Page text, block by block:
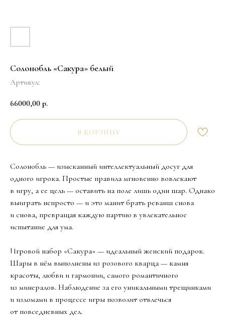
Солонобль «Сакура» белый
Артикул:
66000,00 р.
В КОРЗИНУ
Солонобль — изысканный интеллектуальный досуг для
одного игрока. Простые правила мгновенно вовлекают
в игру, а ее цель — оставить на поле лишь один шар. Однако
выиграть непросто — и это манит брать реванш снова
и снова, превращая каждую партию в увлекательное
испытание для ума.
Игровой набор «Сакура» — идеальный женский подарок.
Шары в нём выполнены из розового кварца — камня
красоты, любви и гармонии, самого романтичного
из минералов. Наблюдение за его уникальными трещинками
и изломами в процессе игры позволит отвлечься
от повседневных дел.